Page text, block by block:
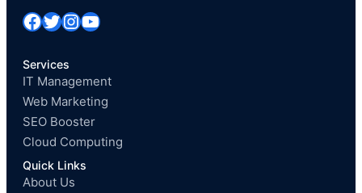
Facebook Twitter InstagramYouTube
Services
IT Management
Web Marketing
SEO Booster
Cloud Computing
Quick Links
About Us